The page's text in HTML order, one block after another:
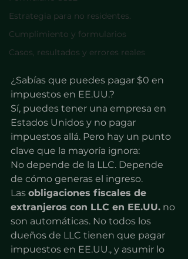
Estrategia para no residentes.
Cumplimiento y formularios
Casos, resultados y errores reales
¿Sabías que puedes pagar $0 en
impuestos en EE.UU.?
Sí, puedes tener una empresa en
Estados Unidos y no pagar
impuestos allá. Pero hay un punto
clave que la mayoría ignora:
No depende de la LLC. Depende
de cómo generas el ingreso.
Las obligaciones fiscales de
extranjeros con LLC en EE.UU. no
son automáticas. No todos los
dueños de LLC tienen que pagar
impuestos en EE.UU., y asumir lo